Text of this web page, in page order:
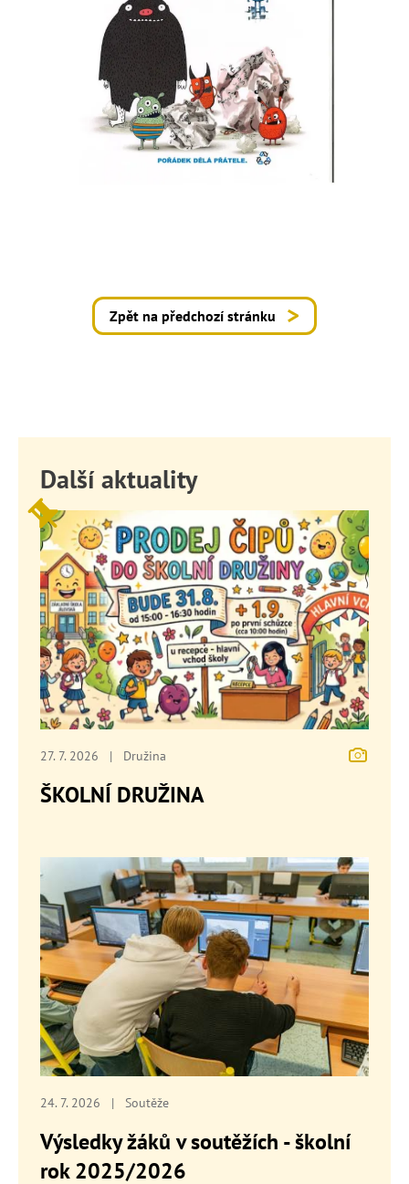
Zpět na předchozí stránku
Další aktuality
27. 7. 2026 | Družina
ŠKOLNÍ DRUŽINA
24. 7. 2026 | Soutěže
Výsledky žáků v soutěžích - školní
rok 2025/2026